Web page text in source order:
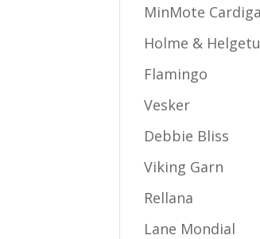
MinMote
Holme &
Flamingo
Vesker
Debbie Bliss
Viking Garn
Rellana
Lane Mondial